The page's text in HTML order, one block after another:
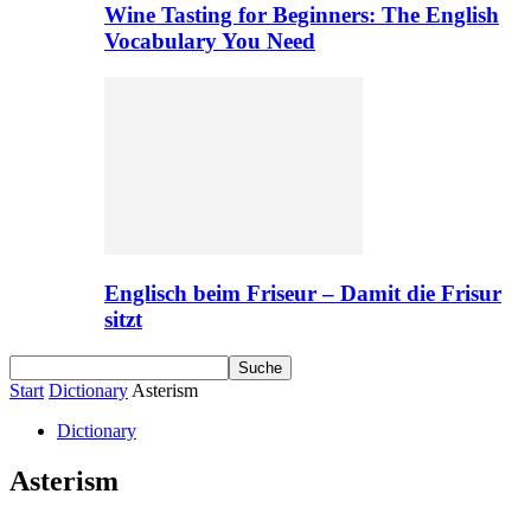
Wine Tasting for Beginners: The English
Vocabulary You Need
Englisch beim Friseur – Damit die Frisur
sitzt
Start Dictionary Asterism
Dictionary
Asterism